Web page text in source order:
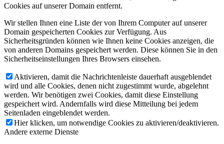
Cookies auf unserer Domain entfernt.
Wir stellen Ihnen eine Liste der von Ihrem Computer auf unserer
Domain gespeicherten Cookies zur Verfügung. Aus
Sicherheitsgründen können wie Ihnen keine Cookies anzeigen, die
von anderen Domains gespeichert werden. Diese können Sie in den
Sicherheitseinstellungen Ihres Browsers einsehen.
Aktivieren, damit die Nachrichtenleiste dauerhaft ausgeblendet
wird und alle Cookies, denen nicht zugestimmt wurde, abgelehnt
werden. Wir benötigen zwei Cookies, damit diese Einstellung
gespeichert wird. Andernfalls wird diese Mitteilung bei jedem
Seitenladen eingeblendet werden.
Hier klicken, um notwendige Cookies zu aktivieren/deaktivieren.
Andere externe Dienste